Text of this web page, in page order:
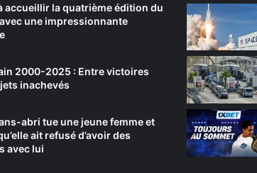
accueillir la quatrième édition du
une impressionnante
2000-2025 : Entre victoires
inachevés
abri tue une jeune femme et
ait refusé d’avoir des
avec lui